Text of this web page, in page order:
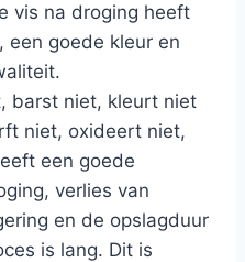
vis na droging heeft
een goede kleur en
barst niet, kleurt niet
niet, oxideert niet,
een goede
verlies van
en de opslagduur
is lang. Dit is